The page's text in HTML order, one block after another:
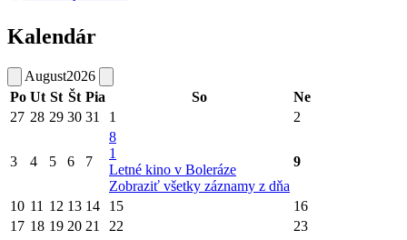
Kalendár
August2026
Po Ut St Št Pia So
Ne
27 28 29 30 31 1 2
3 4 5 6 7
8
1
Letné kino v Boleráze
Zobraziť všetky záznamy z dňa
9
10 11 12 13 14 15
16
17 18 19 20 21 22
23